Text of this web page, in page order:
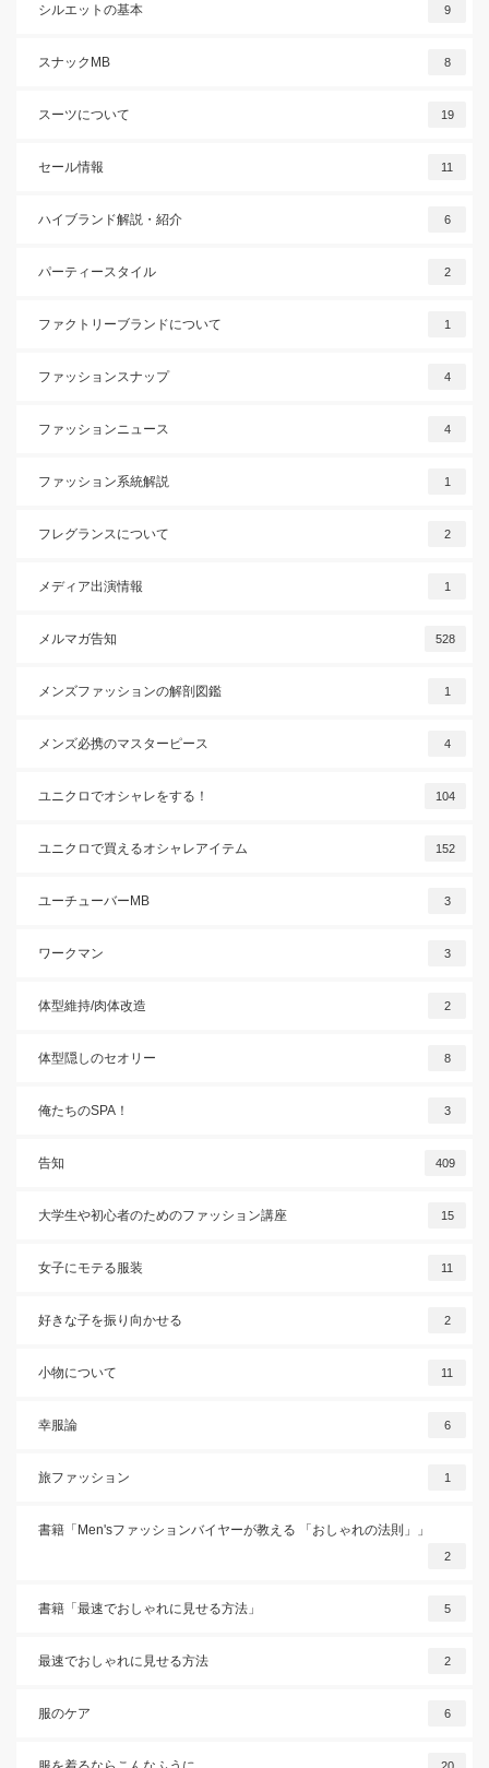
シルエットの基本 9
スナックMB 8
スーツについて 19
セール情報 11
ハイブランド解説・紹介 6
パーティースタイル 2
ファクトリーブランドについて 1
ファッションスナップ 4
ファッションニュース 4
ファッション系統解説 1
フレグランスについて 2
メディア出演情報 1
メルマガ告知 528
メンズファッションの解剖図鑑 1
メンズ必携のマスターピース 4
ユニクロでオシャレをする！ 104
ユニクロで買えるオシャレアイテム 152
ユーチューバーMB 3
ワークマン 3
体型維持/肉体改造 2
体型隠しのセオリー 8
俺たちのSPA！ 3
告知 409
大学生や初心者のためのファッション講座 15
女子にモテる服装 11
好きな子を振り向かせる 2
小物について 11
幸服論 6
旅ファッション 1
書籍「Men'sファッションバイヤーが教える 「おしゃれの法則」」
2
書籍「最速でおしゃれに見せる方法」 5
最速でおしゃれに見せる方法 2
服のケア 6
20